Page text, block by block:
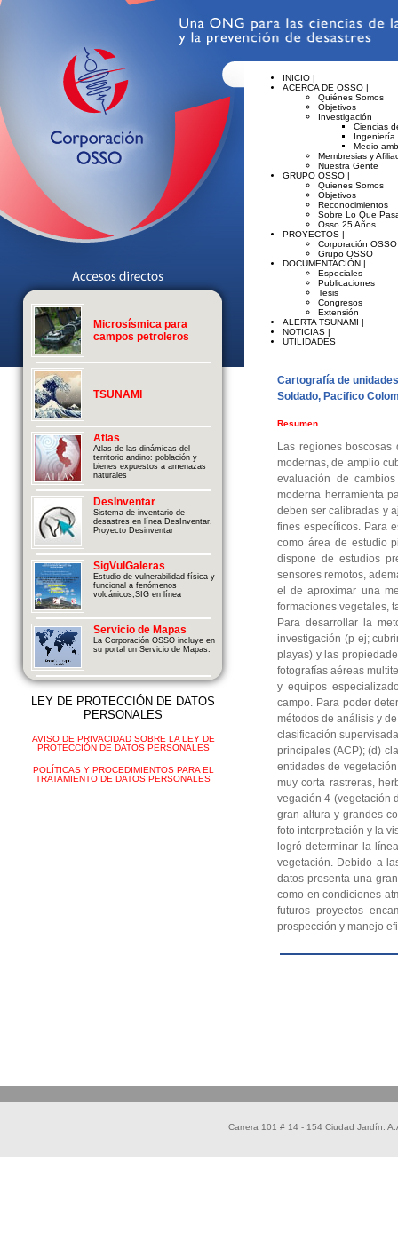
Microsísmica para
campos petroleros
TSUNAMI
Atlas
Atlas de las dinámicas del
territorio andino: población y
bienes expuestos a amenazas
naturales
DesInventar
Sistema de inventario de
desastres en línea DesInventar.
Proyecto Desinventar
SigVulGaleras
Estudio de vulnerabilidad física y
funcional a fenómenos
volcánicos,SIG en línea
Servicio de Mapas
La Corporación OSSO incluye en
su portal un Servicio de Mapas.
LEY DE PROTECCIÓN DE DATOS
PERSONALES
AVISO DE PRIVACIDAD SOBRE LA LEY DE
PROTECCIÓN DE DATOS PERSONALES
POLÍTICAS Y PROCEDIMIENTOS PARA EL
TRATAMIENTO DE DATOS PERSONALES
INICIO |
ACERCA DE OSSO |
Quiénes Somos
Objetivos
Investigación
Ciencias
Ingeniería
Medio
Membresias y
Nuestra Gente
GRUPO OSSO |
Quienes Somos
Objetivos
Reconocimientos
Sobre Lo Que
Osso 25 Años
PROYECTOS |
Corporación OSSO
Grupo OSSO
DOCUMENTACIÓN |
Especiales
Publicaciones
Tesis
Congresos
Extensión
ALERTA TSUNAMI |
NOTICIAS |
UTILIDADES
Cartografía de
Soldado, Pacifico
Resumen
Las regiones
modernas, de amplio
evaluación de
moderna herramienta
deben ser calibradas y
fines específicos. Para
como área de estudio
dispone de estudios
sensores remotos,
el de aproximar una
formaciones vegetales,
Para desarrollar la
investigación (p ej;
playas) y las
fotografías aéreas
y equipos
campo. Para poder
métodos de análisis y
clasificación
principales (ACP); (d)
entidades de
muy corta rastreras,
vegación 4 (vegetación
gran altura y grandes
foto interpretación y la
logró determinar la
vegetación. Debido a
datos presenta una
como en condiciones
futuros proyectos
prospección y manejo
Carrera 101 # 14 - 154 Ciudad Jardín.